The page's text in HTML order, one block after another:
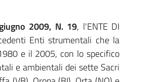
2009, N. 19, l'ENTE DI
Enti strumentali che la
e il 2005, con lo specifico
e ambientali dei sette Sacri